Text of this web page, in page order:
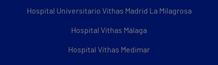
Hospital Universitario Vithas Madrid La Milagrosa
Hospital Vithas Málaga
Hospital Vithas Medimar